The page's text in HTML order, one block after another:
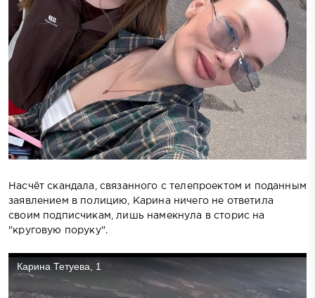
Насчёт скандала, связанного с телепроектом и поданным
заявлением в полицию, Карина ничего не ответила
своим подписчикам, лишь намекнула в сторис на
"круговую поруку".